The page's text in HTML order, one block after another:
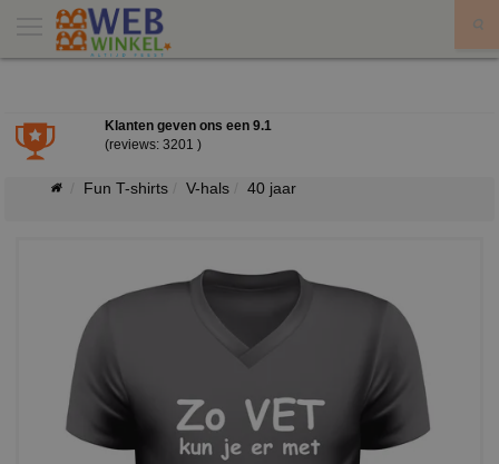
Klanten geven ons een 9.1
(reviews: 3201 )
Fun T-shirts V-hals 40 jaar